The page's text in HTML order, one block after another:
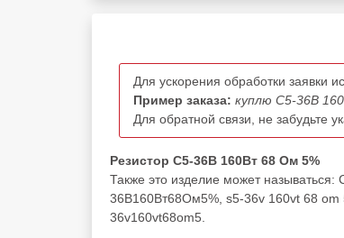
Для ускорения обработки заявки
Пример заказа: куплю С5-36В
Для обратной связи, не забудьте
Резистор С5-36В 160Вт 68 Ом 5%
Также это изделие может
36В160Вт68Ом5%, s5-36v 160vt 68
36v160vt68om5.